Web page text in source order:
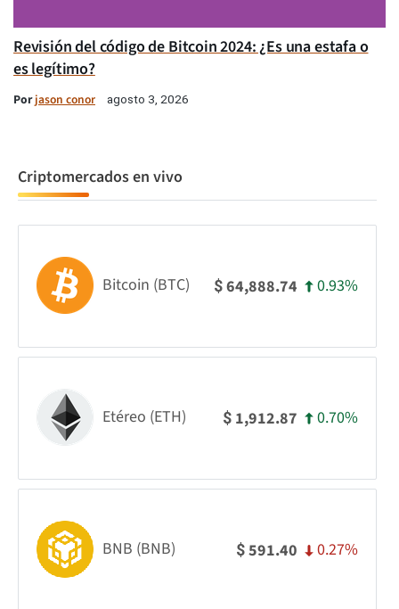
Revisión del código de Bitcoin 2024: ¿Es una estafa o
es legítimo?
Porjason conor agosto 3, 2026
Criptomercados en vivo
Bitcoin (BTC) $64,888.74 0.93%
Etéreo (ETH) $ 1,912.87 0.70%
BNB (BNB) $591.40 0.27%